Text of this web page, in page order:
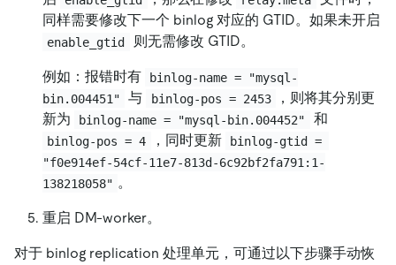
同样需要修改下一个 binlog 对应的 GTID。如果未开启
enable_gtid 则无需修改 GTID。
例如：报错时有
binlog-name = "mysql-
bin.004451"
与 binlog-pos = 2453
，则将其分别更
新为
binlog-name = "mysql-bin.004452" 和
binlog-pos = 4 ，同时更新
binlog-gtid =
"f0e914ef-54cf-11e7-813d-6c92bf2fa791:1-
138218058" 。
重启 DM-worker。
对于 binlog replication 处理单元，可通过以下步骤手动恢